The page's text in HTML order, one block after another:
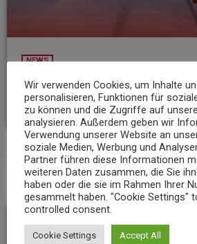
NEWS
23-Jähriger rast mit über 235 km/h über die A3
today 6. AUGUST 2026 12
BEITRAGS-KOMMENTARE (0)
Hinterlassen Sie
Wir verwenden Cookies, um Inhalte
personalisieren, Funktionen für
zu können und die Zugriffe auf
analysieren. Außerdem geben wir
Verwendung unserer Website an
soziale Medien, Werbung und
Partner führen diese Informationen
weiteren Daten zusammen, die Sie
haben oder die sie im Rahmen Ihrer
gesammelt haben. "Cookie Settings"
controlled consent.
Cookie Settings Accept All